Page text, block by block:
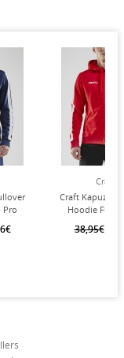
Pro
Craft
Craft
Hoodie
38,95€